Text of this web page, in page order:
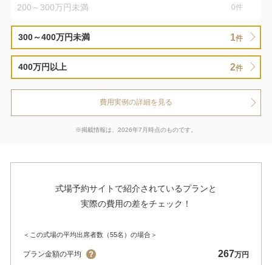
200～300万円未満 0件
300～400万円未満 1件
400万円以上 2件
費用実例の詳細を見る
※掲載情報は、2026年7月時点のものです。
式場予約サイトで紹介されているプランと
実際の費用の差をチェック！
＜この式場の平均出席者数（55名）の場合＞
プラン金額の平均 267万円